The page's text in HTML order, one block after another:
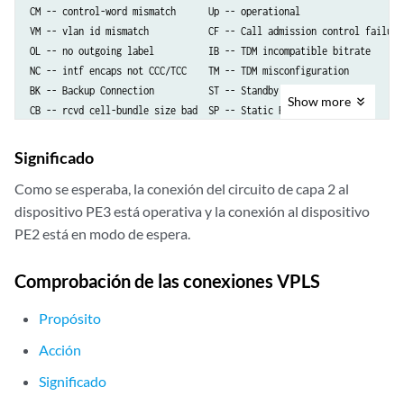
CM -- control-word mismatch      Up -- operational
VM -- vlan id mismatch           CF -- Call admission control failure
OL -- no outgoing label          IB -- TDM incompatible bitrate
NC -- intf encaps not CCC/TCC    TM -- TDM misconfiguration
BK -- Backup Connection          ST -- Standby Connection
CB -- rcvd cell-bundle size bad  SP -- Static Pseudowire
RD -- remote site signaled down  XX -- unknown
Legend for interface status
Up -- operational
Dn -- down
ge-2/0/5.601(vc 601)      rmt   Up     Oct  9 16:28:58 2012
      Incoming label: 299904, Outgoing label: 800001
      Negotiated PW status TLV: No
Neighbor: 10.255.14.225
Show more
Significado
Como se esperaba, la conexión del circuito de capa 2 al
dispositivo PE3 está operativa y la conexión al dispositivo
PE2 está en modo de espera.
Comprobación de las conexiones VPLS
Propósito
Acción
Significado